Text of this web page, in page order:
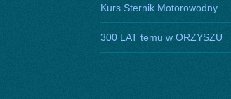
Kurs Sternik Motorowodny
300 LAT temu w ORZYSZU